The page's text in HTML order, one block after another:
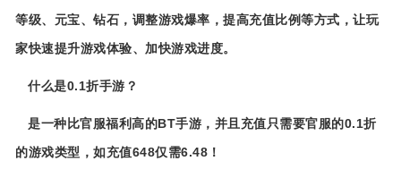
等级、元宝、钻石，调整游戏爆率，提高充值比例等方式，让玩
家快速提升游戏体验、加快游戏进度。
什么是0.1折手游？
是一种比官服福利高的BT手游，并且充值只需要官服的0.1折
的游戏类型，如充值648仅需6.48！